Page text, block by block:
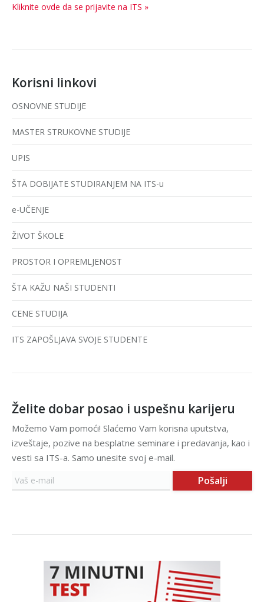
Kliknite ovde da se prijavite na ITS »
Korisni linkovi
OSNOVNE STUDIJE
MASTER STRUKOVNE STUDIJE
UPIS
ŠTA DOBIJATE STUDIRANJEM NA ITS-u
e-UČENJE
ŽIVOT ŠKOLE
PROSTOR I OPREMLJENOST
ŠTA KAŽU NAŠI STUDENTI
CENE STUDIJA
ITS ZAPOŠLJAVA SVOJE STUDENTE
Želite dobar posao i uspešnu karijeru
Možemo Vam pomoći! Slaćemo Vam korisna uputstva,
izveštaje, pozive na besplatne seminare i predavanja, kao i
vesti sa ITS-a. Samo unesite svoj e-mail.